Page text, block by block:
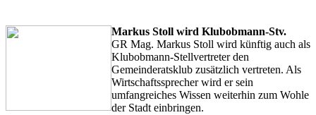
Markus Stoll wird Klubobmann-Stv.
GR Mag. Markus Stoll wird künftig auch als
Klubobmann-Stellvertreter den
Gemeinderatsklub zusätzlich vertreten. Als
Wirtschaftssprecher wird er sein
umfangreiches Wissen weiterhin zum Wohle
der Stadt einbringen.